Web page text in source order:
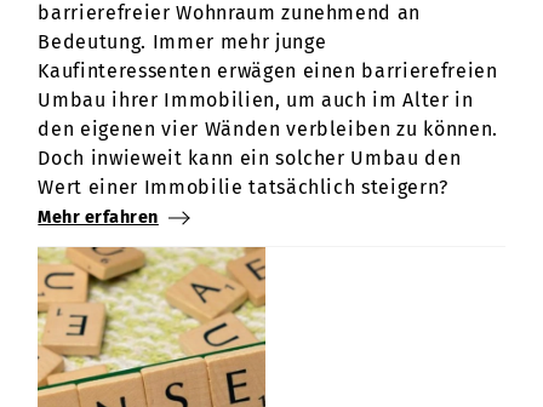
barrierefreier Wohnraum zunehmend an
Bedeutung. Immer mehr junge
Kaufinteressenten erwägen einen barrierefreien
Umbau ihrer Immobilien, um auch im Alter in
den eigenen vier Wänden verbleiben zu können.
Doch inwieweit kann ein solcher Umbau den
Wert einer Immobilie tatsächlich steigern?
Mehr erfahren